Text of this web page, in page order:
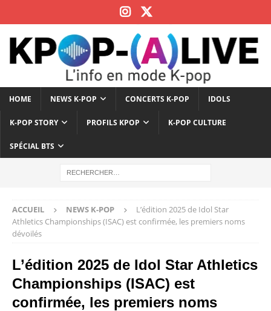
HOME NEWS K-POP CONCERTS K-POP IDOLS
K-POP STORY PROFILS KPOP K-POP CULTURE
SPÉCIAL BTS
ACCUEIL NEWS K-POP
L’édition 2025 de Idol Star
Athletics Championships (ISAC) est confirmée, les premiers noms
dévoilés
L’édition 2025 de Idol Star Athletics
Championships (ISAC) est
confirmée, les premiers noms